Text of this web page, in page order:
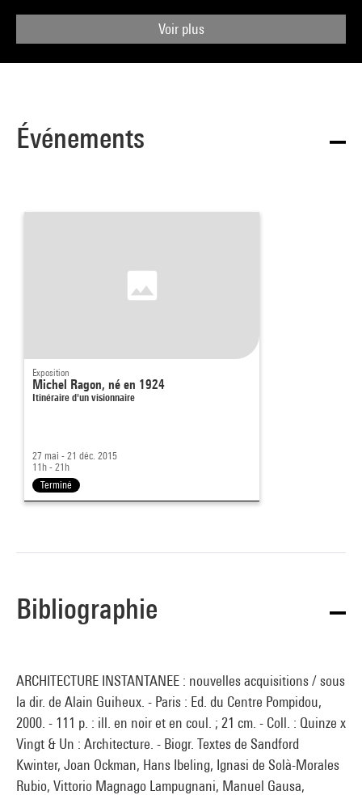
Voir plus
Événements
Exposition
Michel Ragon, né en 1924
Itinéraire d'un visionnaire
27 mai - 21 déc. 2015
11h - 21h
Terminé
Bibliographie
ARCHITECTURE INSTANTANEE : nouvelles acquisitions / sous
la dir. de Alain Guiheux. - Paris : Ed. du Centre Pompidou,
2000. - 111 p. : ill. en noir et en coul. ; 21 cm. - Coll. : Quinze x
Vingt & Un : Architecture. - Biogr. Textes de Sandford
Kwinter, Joan Ockman, Hans Ibeling, Ignasi de Solà-Morales
Rubio, Vittorio Magnago Lampugnani, Manuel Gausa,